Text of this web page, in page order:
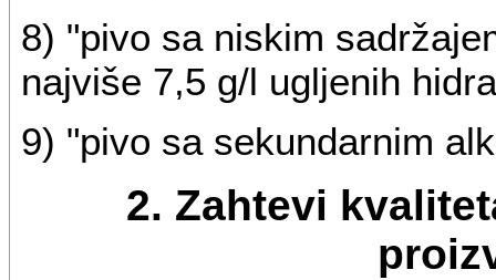
8) "pivo sa niskim
najviše 7,5 g/l ugljenih
9) "pivo sa sekundarnim
2. Zahtevi